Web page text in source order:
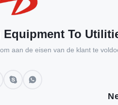
To
aan de eisen van de klant te